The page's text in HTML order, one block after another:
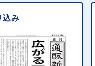
引法違反で9カ月の業務
込み